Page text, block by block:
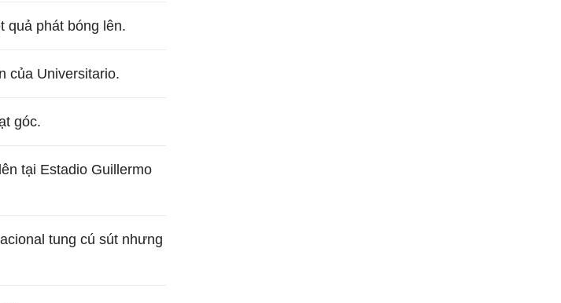
quả phát bóng lên.
của Universitario.
góc.
tại Estadio Guillermo
tung cú sút nhưng